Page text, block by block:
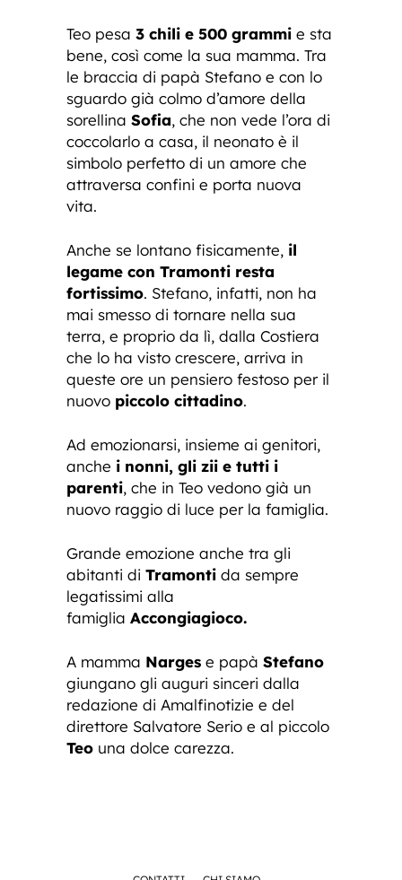
Teo pesa 3 chili e 500 grammi e sta
bene, così come la sua mamma. Tra
le braccia di papà Stefano e con lo
sguardo già colmo d’amore della
sorellina Sofia, che non vede l’ora di
coccolarlo a casa, il neonato è il
simbolo perfetto di un amore che
attraversa confini e porta nuova
vita.
Anche se lontano fisicamente, il
legame con Tramonti resta
fortissimo. Stefano, infatti, non ha
mai smesso di tornare nella sua
terra, e proprio da lì, dalla Costiera
che lo ha visto crescere, arriva in
queste ore un pensiero festoso per il
nuovo piccolo cittadino.
Ad emozionarsi, insieme ai genitori,
anche i nonni, gli zii e tutti i
parenti, che in Teo vedono già un
nuovo raggio di luce per la famiglia.
Grande emozione anche tra gli
abitanti di Tramonti da sempre
legatissimi alla
famiglia Accongiagioco.
A mamma Narges e papà Stefano
giungano gli auguri sinceri dalla
redazione di Amalfinotizie e del
direttore Salvatore Serio e al piccolo
Teo una dolce carezza.